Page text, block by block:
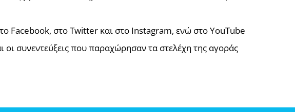
Facebook, στο Twitter και στο Instagram, ενώ στο YouTube
οι συνεντεύξεις που παραχώρησαν τα στελέχη της αγοράς